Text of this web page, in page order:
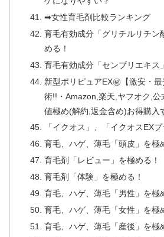
➡女性育毛剤比較ランキング
育毛有効成分「グリチルリチン
める！
育毛有効成分「センブリエキス
新型ポリピュアEX㊙【激安・
術!!・Amazon,楽天,ヤフオク,公
値極め(解約,返金含め)お得購入
「イクオス」、「イクオスEX
育毛、ハゲ、薄毛「頭皮」を極
育毛剤「レビュー」を極める！
育毛剤「体験」を極める！
育毛、ハゲ、薄毛「男性」を極
育毛、ハゲ、薄毛「女性」を極
育毛、ハゲ、薄毛「産後」を極